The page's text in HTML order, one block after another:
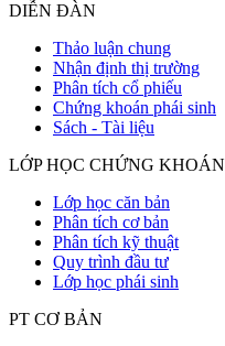
DIỄN ĐÀN
Thảo luận chung
Nhận định thị trường
Phân tích cổ phiếu
Chứng khoán phái sinh
Sách - Tài liệu
LỚP HỌC CHỨNG KHOÁN
Lớp học căn bản
Phân tích cơ bản
Phân tích kỹ thuật
Quy trình đầu tư
Lớp học phái sinh
PT CƠ BẢN